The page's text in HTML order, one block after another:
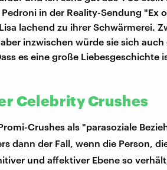
in der Reality-Sendung "Ex
lachend zu ihrer Schwärmerei.
inzwischen würde sie sich
es eine große Liebesgeschichte
Celebrity Crushes
Crushes als "parasoziale
dann der Fall, wenn die Person,
und affektiver Ebene so